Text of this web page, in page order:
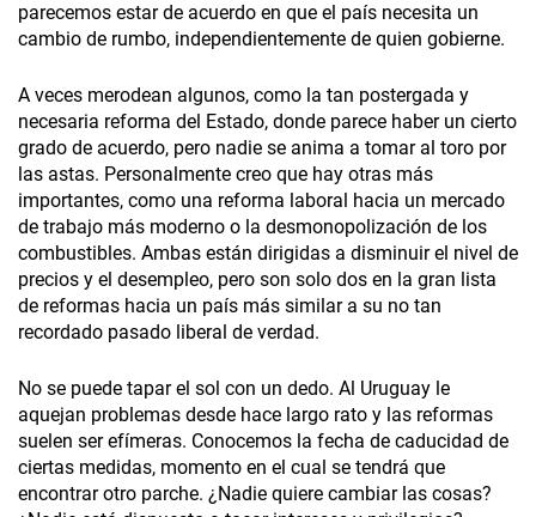
parecemos estar de acuerdo en que el país necesita un
cambio de rumbo, independientemente de quien gobierne.
A veces merodean algunos, como la tan postergada y
necesaria reforma del Estado, donde parece haber un cierto
grado de acuerdo, pero nadie se anima a tomar al toro por
las astas. Personalmente creo que hay otras más
importantes, como una reforma laboral hacia un mercado
de trabajo más moderno o la desmonopolización de los
combustibles. Ambas están dirigidas a disminuir el nivel de
precios y el desempleo, pero son solo dos en la gran lista
de reformas hacia un país más similar a su no tan
recordado pasado liberal de verdad.
No se puede tapar el sol con un dedo. Al Uruguay le
aquejan problemas desde hace largo rato y las reformas
suelen ser efímeras. Conocemos la fecha de caducidad de
ciertas medidas, momento en el cual se tendrá que
encontrar otro parche. ¿Nadie quiere cambiar las cosas?